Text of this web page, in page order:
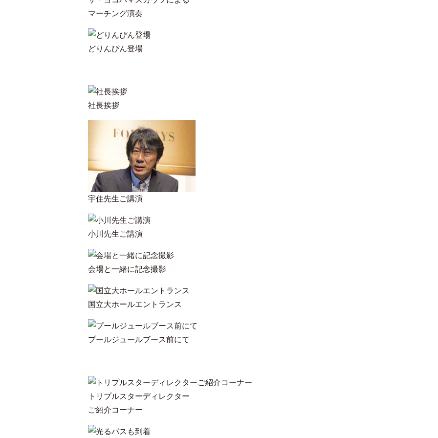
マーチング演奏
どりんぴん登場
社長挨拶
宇住先生ご講演
小川先生ご講演
会場と一緒に記念撮影
国立大ホールエントランス
プールジュールブース前にて
トリプルスターディレクター
ご紹介コーナー